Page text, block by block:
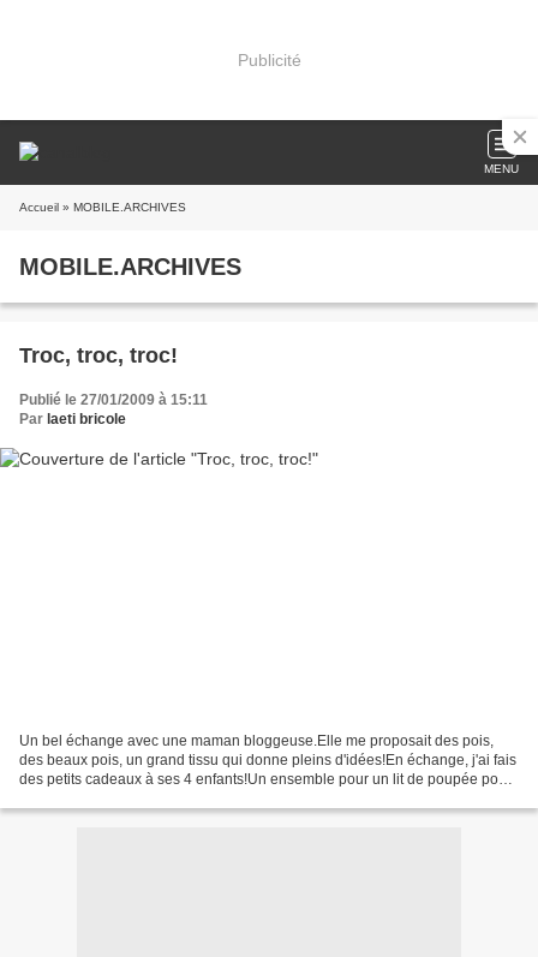
Publicité
MENU
Accueil » MOBILE.ARCHIVES
MOBILE.ARCHIVES
Troc, troc, troc!
Publié le 27/01/2009 à 15:11
Par laeti bricole
Un bel échange avec une maman bloggeuse.Elle me proposait des pois,
des beaux pois, un grand tissu qui donne pleins d'idées!En échange, j'ai fais
des petits cadeaux à ses 4 enfants!Un ensemble pour un lit de poupée pour